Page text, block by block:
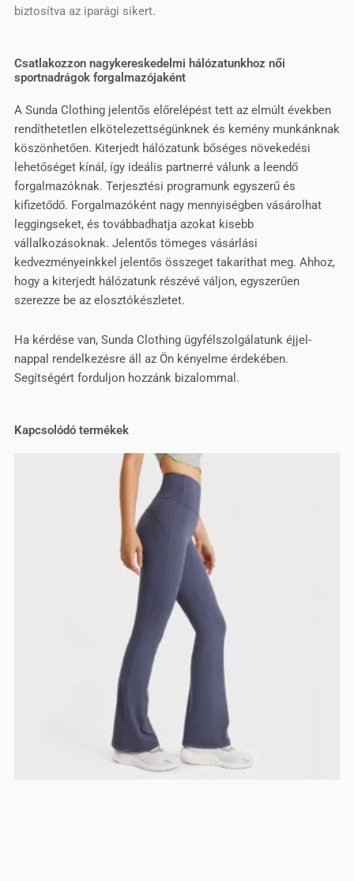
biztosítva az iparági sikert.
Csatlakozzon nagykereskedelmi hálózatunkhoz női
sportnadrágok forgalmazójaként
A Sunda Clothing jelentős előrelépést tett az elmúlt években
rendíthetetlen elkötelezettségünknek és kemény munkánknak
köszönhetően. Kiterjedt hálózatunk bőséges növekedési
lehetőséget kínál, így ideális partnerré válunk a leendő
forgalmazóknak. Terjesztési programunk egyszerű és
kifizetődő. Forgalmazóként nagy mennyiségben vásárolhat
leggingseket, és továbbadhatja azokat kisebb
vállalkozásoknak. Jelentős tömeges vásárlási
kedvezményeinkkel jelentős összeget takaríthat meg. Ahhoz,
hogy a kiterjedt hálózatunk részévé váljon, egyszerűen
szerezze be az elosztókészletet.
Ha kérdése van, Sunda Clothing ügyfélszolgálatunk éjjel-
nappal rendelkezésre áll az Ön kényelme érdekében.
Segítségért forduljon hozzánk bizalommal.
Kapcsolódó termékek